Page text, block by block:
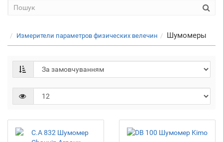
Измерители параметров физических велечин Шумомеры